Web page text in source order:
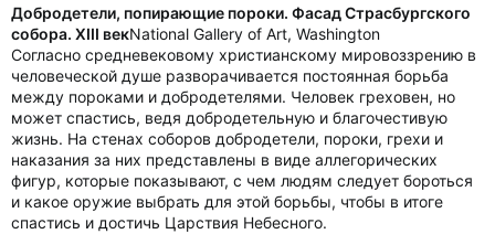
Добродетели, попирающие пороки. Фасад Страсбургского
собора. XIII векNational Gallery of Art, Washington
Согласно средневековому христианскому мировоззрению в
человеческой душе разворачивается постоянная борьба
между пороками и добродетелями. Человек греховен, но
может спастись, ведя добродетельную и благочестивую
жизнь. На стенах соборов добродетели, пороки, грехи и
наказания за них представлены в виде аллегорических
фигур, которые показывают, с чем людям следует бороться
и какое оружие выбрать для этой борьбы, чтобы в итоге
спастись и достичь Царствия Небесного.